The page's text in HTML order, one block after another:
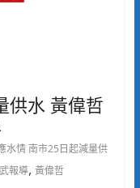
供水 黃偉哲
水情 南市25日起減量供
報導, 黃偉哲